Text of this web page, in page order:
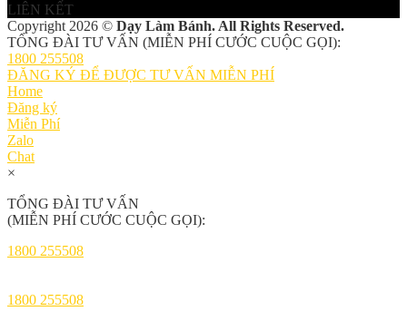
LIÊN KẾT
Copyright 2026 © Dạy Làm Bánh. All Rights Reserved.
TỔNG ĐÀI TƯ VẤN (MIỄN PHÍ CƯỚC CUỘC GỌI):
1800 255508
ĐĂNG KÝ ĐỂ ĐƯỢC TƯ VẤN MIỄN PHÍ
Home
Đăng ký
Miễn Phí
Zalo
Chat
×
TỔNG ĐÀI TƯ VẤN
(MIỄN PHÍ CƯỚC CUỘC GỌI):
1800 255508
1800 255508